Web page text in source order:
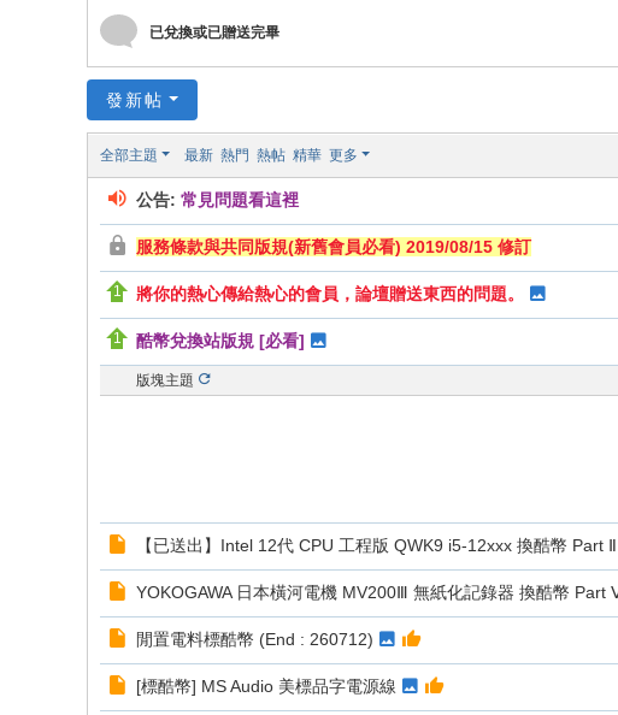
已兌換或已贈送完畢
發新帖
全部主題 最新 熱門 熱帖 精華 更多
公告: 常見問題看這裡
服務條款與共同版規(新舊會員必看) 2019/08/15 修訂
將你的熱心傳給熱心的會員，論壇贈送東西的問題。
酷幣兌換站版規 [必看]
版塊主題
【已送出】Intel 12代 CPU 工程版 QWK9 i5-12xxx 換酷幣 Part Ⅱ
YOKOGAWA 日本橫河電機 MV200Ⅲ 無紙化記錄器 換酷幣 Part
閒置電料標酷幣 (End : 260712)
[標酷幣] MS Audio 美標品字電源線